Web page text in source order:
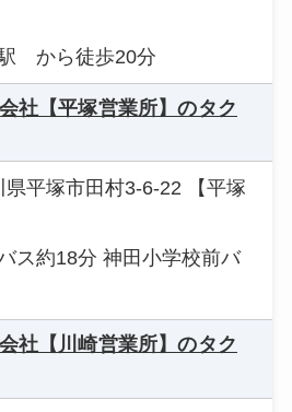
から徒歩20分
社【平塚営業所】のタク
平塚市田村3-6-22 【平塚
ス約18分 神田小学校前バ
社【川崎営業所】のタク